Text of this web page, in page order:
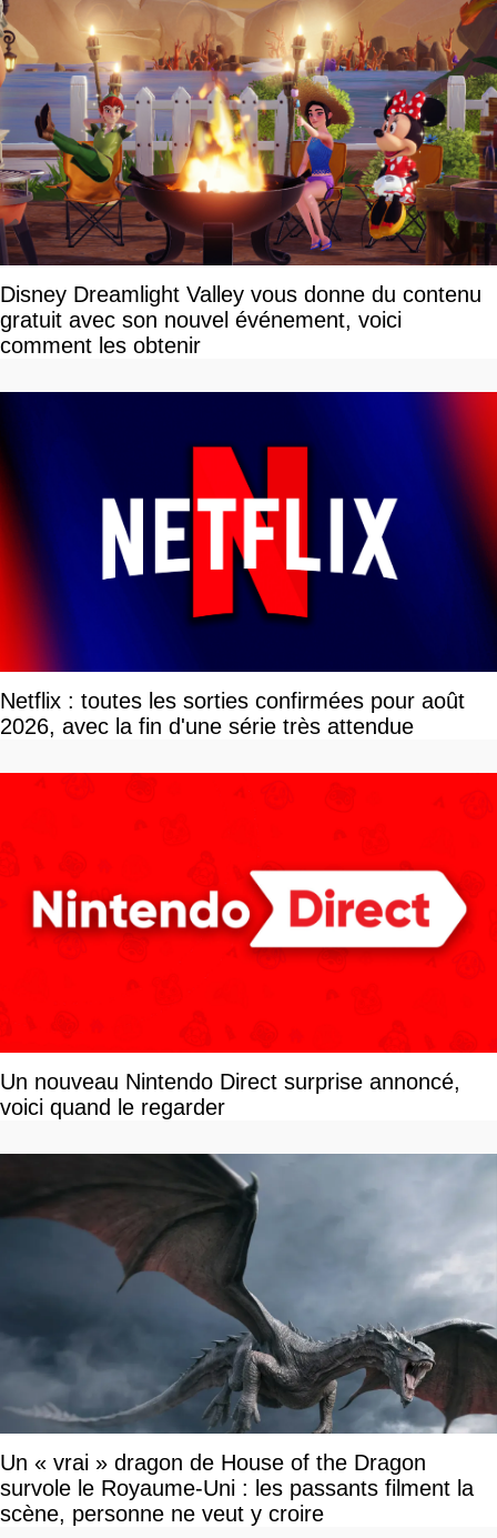
Disney Dreamlight Valley vous donne du contenu
gratuit avec son nouvel événement, voici
comment les obtenir
Netflix : toutes les sorties confirmées pour août
2026, avec la fin d'une série très attendue
Un nouveau Nintendo Direct surprise annoncé,
voici quand le regarder
Un « vrai » dragon de House of the Dragon
survole le Royaume-Uni : les passants filment la
scène, personne ne veut y croire